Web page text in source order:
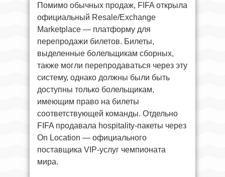
Помимо обычных продаж, FIFA открыла
официальный Resale/Exchange
Marketplace — платформу для
перепродажи билетов. Билеты,
выделенные болельщикам сборных,
также могли перепродаваться через эту
систему, однако должны были быть
доступны только болельщикам,
имеющим право на билеты
соответствующей команды. Отдельно
FIFA продавала hospitality-пакеты через
On Location — официального
поставщика VIP-услуг чемпионата
мира.